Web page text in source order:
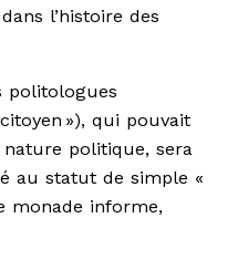
l’histoire des
politologues
»), qui pouvait
nature politique, sera
au statut de simple «
monade informe,